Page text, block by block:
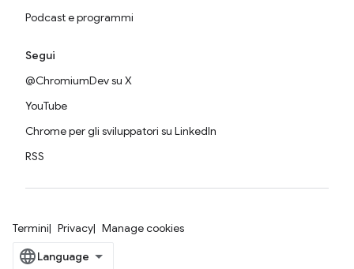
Podcast e programmi
Segui
@ChromiumDev su X
YouTube
Chrome per gli sviluppatori su LinkedIn
RSS
Termini Privacy Manage cookies